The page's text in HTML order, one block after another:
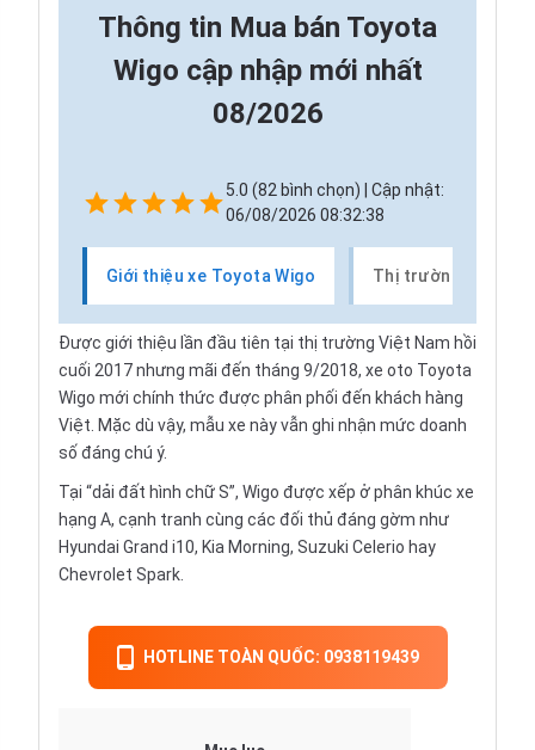
Thông tin Mua bán Toyota
Wigo cập nhập mới nhất
08/2026
5.0 (82 bình chọn) | Cập nhật:
06/08/2026 08:32:38
Giới thiệu xe Toyota Wigo Thị trường xe
Được giới thiệu lần đầu tiên tại thị trường Việt Nam hồi
cuối 2017 nhưng mãi đến tháng 9/2018, xe oto Toyota
Wigo mới chính thức được phân phối đến khách hàng
Việt. Mặc dù vậy, mẫu xe này vẫn ghi nhận mức doanh
số đáng chú ý.
Tại “dải đất hình chữ S”, Wigo được xếp ở phân khúc xe
hạng A, cạnh tranh cùng các đối thủ đáng gờm như
Hyundai Grand i10, Kia Morning, Suzuki Celerio hay
Chevrolet Spark.
HOTLINE TOÀN QUỐC: 0938119439